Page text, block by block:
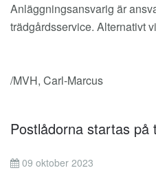
Anläggningsansvarig är
trädgårdsservice. Alternativt
/MVH, Carl-Marcus
Postlådorna startas på
09 oktober 2023